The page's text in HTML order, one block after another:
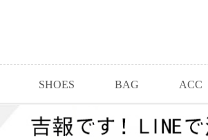
SHOES BAG ACC